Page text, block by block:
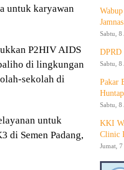
untuk karyawan
P2HIV AIDS
di lingkungan
sekolah di
untuk
di Semen Padang,
Sabtu, 8
DPRD
Sabtu, 8
Pakar
Sabtu, 8
KKI
Clinic
Jumat,